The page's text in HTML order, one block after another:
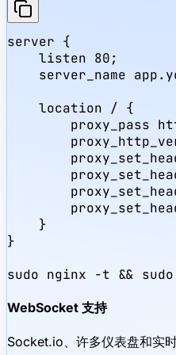
server {
    listen 80;
server_name
    location / {
proxy_pass
    }
}
sudo nginx -t &&
WebSocket 支持
Socket.io、许多仪表盘和实